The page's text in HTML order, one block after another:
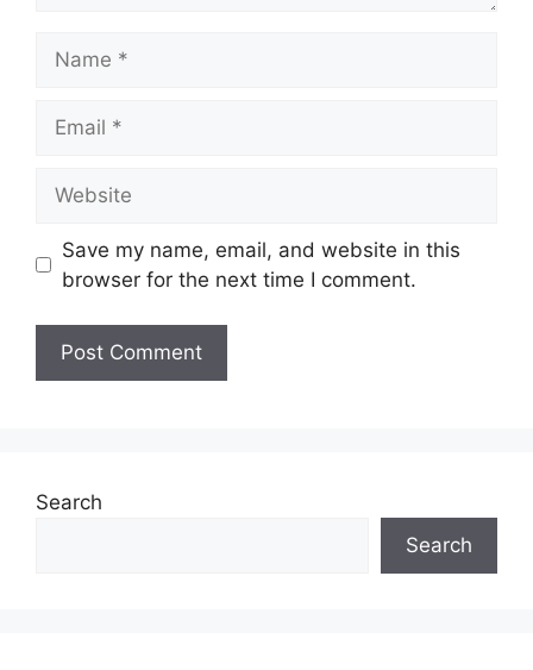
Save my name, email, and website in this
browser for the next time I comment.
Search
Search